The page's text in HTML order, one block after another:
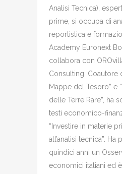
Analisi Tecnica),
prime, si occupa di
reportistica e
Academy Euronext
collabora con
Consulting. Coautore
Mappe del Tesoro” e
delle Terre Rare”, ha
testi economico-
“Investire in materie
all’analisi tecnica”.
quindici anni un
economici italiani ed